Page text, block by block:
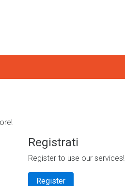
Registrati
Register to use our services!
Register